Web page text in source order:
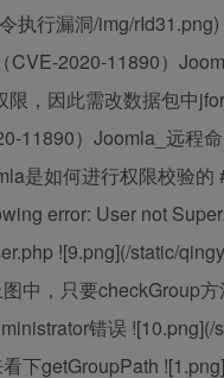
执行漏洞/img/
CVE-2020-11890）
限，因此需改数据包中
11890）Joomla_远程
是如何进行权限校验
error: User not
![9.png](/static/
中，只要checkGroup
错误
下getGroupPath